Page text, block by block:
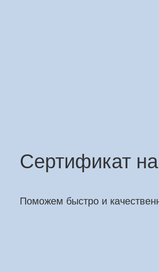
Сертификат
Поможем быстро и